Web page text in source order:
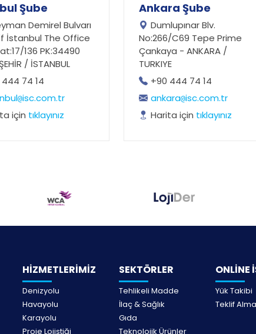
Şube
Demirel Bulvarı
İstanbul The Office
136 PK:34490
/ İSTANBUL
74 14
@isc.com.tr
için tıklayınız
Ankara Şube
Dumlupınar Blv.
No:266/C69 Tepe Prime
Çankaya - ANKARA /
TURKIYE
+90 444 74 14
ankara@isc.com.tr
Harita için tıklayınız
HİZMETLERİMİZ
Denizyolu
Havayolu
Karayolu
Proje Lojistiği
SEKTÖRLER
Tehlikeli Madde
İlaç & Sağlık
Gıda
Teknolojik Ürünler
ONLİNE
Yük Takibi
Teklif Alma